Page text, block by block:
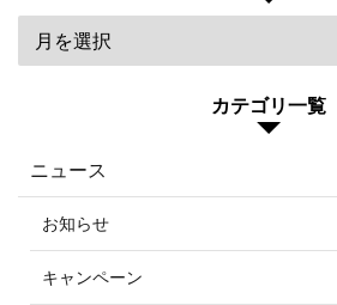
カテゴリ一覧
ニュース
お知らせ
キャンペーン